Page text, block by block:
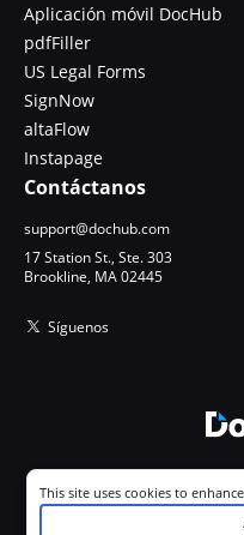
Aplicación móvil DocHub
pdfFiller
US Legal Forms
SignNow
altaFlow
Instapage
Contáctanos
support@dochub.com
17 Station St., Ste. 303
Brookline, MA 02445
Síguenos
Todos los
Cookie consent notice
This site uses cookies to
your experience. By using this